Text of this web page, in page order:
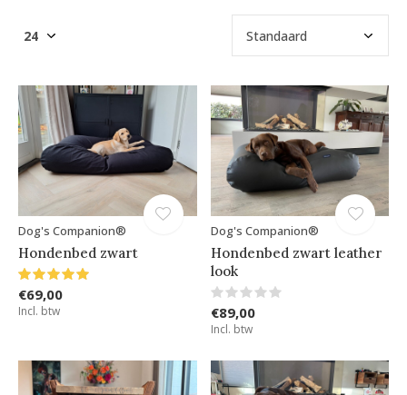
Dog's Companion®
Hondenbed zwart
€69,00
Incl. btw
Dog's Companion®
Hondenbed zwart leather
look
€89,00
Incl. btw